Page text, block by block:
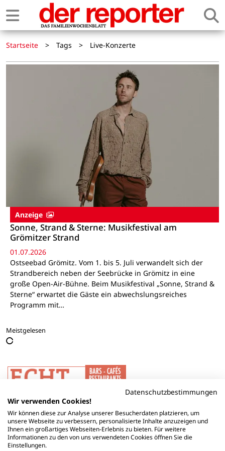
Startseite > Tags > Live-Konzerte
Anzeige
Sonne, Strand & Sterne: Musikfestival am
Grömitzer Strand
01.07.2026
Ostseebad Grömitz. Vom 1. bis 5. Juli verwandelt sich der
Strandbereich neben der Seebrücke in Grömitz in eine
große Open-Air-Bühne. Beim Musikfestival „Sonne, Strand &
Sterne“ erwartet die Gäste ein abwechslungsreiches
Programm mit…
Meistgelesen
Datenschutzbestimmungen
Wir verwenden Cookies!
Wir können diese zur Analyse unserer Besucherdaten platzieren, um
unsere Webseite zu verbessern, personalisierte Inhalte anzuzeigen und
Ihnen ein großartiges Webseiten-Erlebnis zu bieten. Für weitere
Informationen zu den von uns verwendeten Cookies öffnen Sie die
Einstellungen.